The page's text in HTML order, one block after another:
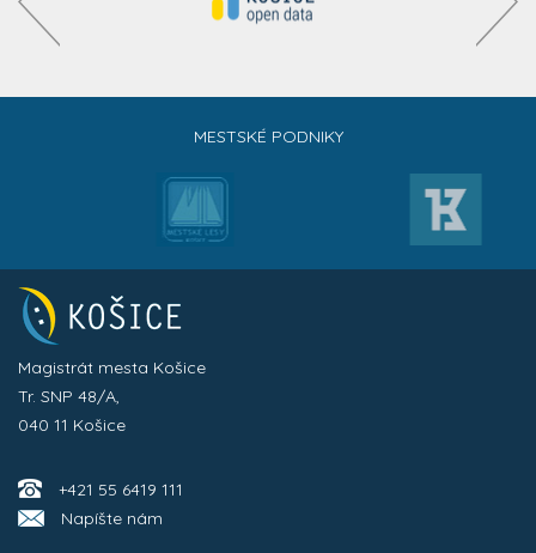
MESTSKÉ PODNIKY
Magistrát mesta Košice
Tr. SNP 48/A,
040 11 Košice
+421 55 6419 111
Napíšte nám